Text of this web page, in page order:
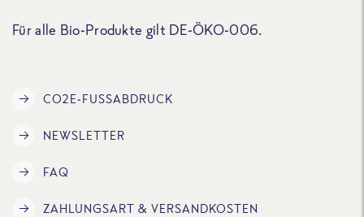
Für alle Bio-Produkte gilt DE-ÖKO-006.
CO2E-FUSSABDRUCK
NEWSLETTER
FAQ
ZAHLUNGSART & VERSANDKOSTEN